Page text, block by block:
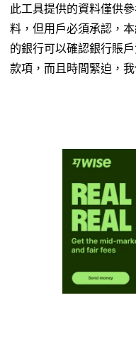
此工具提供的資料僅供
料，但用戶必須承認，
的銀行可以確認銀行賬
款項，而且時間緊迫，